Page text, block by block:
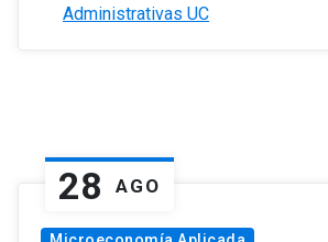
Administrativas UC
28 AGO